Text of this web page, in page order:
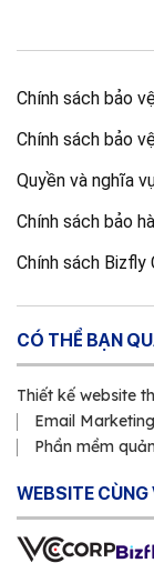
Chính sách bảo
Chính sách bảo
Quyền và nghĩa
Chính sách bảo
Chính sách Bizfly
CÓ THỂ BẠN
Thiết kế website
Email Marketing
Phần mềm
WEBSITE